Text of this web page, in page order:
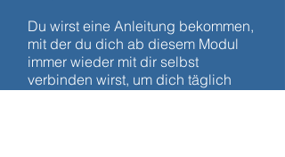
Du wirst eine Anleitung bekommen,
mit der du dich ab diesem Modul
immer wieder mit dir selbst
verbinden wirst, um dich täglich